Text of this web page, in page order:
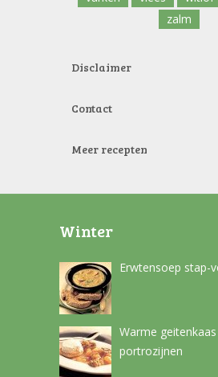
zalm
Disclaimer
Contact
Meer recepten
Winter
Erwtensoep stap-
Warme
portrozijnen